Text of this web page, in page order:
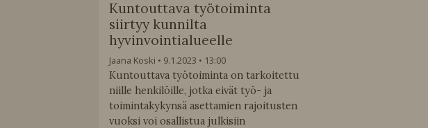
Kuntouttava työtoiminta
siirtyy kunnilta
hyvinvointialueelle
Jaana Koski 9.1.2023
13:00
Kuntouttava työtoiminta on tarkoitettu
niille henkilöille, jotka eivät työ- ja
toimintakykynsä asettamien rajoitusten
vuoksi voi osallistua julkisiin